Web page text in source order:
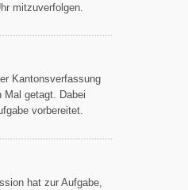
mitzuverfolgen.
Kantonsverfassung
Mal getagt. Dabei
vorbereitet.
hat zur Aufgabe,